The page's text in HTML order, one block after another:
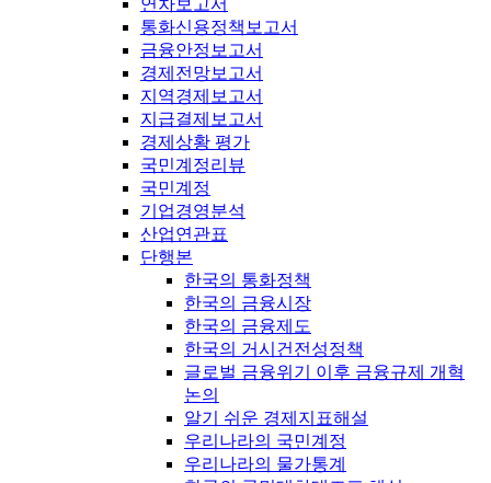
연차보고서
통화신용정책보고서
금융안정보고서
경제전망보고서
지역경제보고서
지급결제보고서
경제상황 평가
국민계정리뷰
국민계정
기업경영분석
산업연관표
단행본
한국의 통화정책
한국의 금융시장
한국의 금융제도
한국의 거시건전성정책
글로벌 금융위기 이후 금융규제 개혁
논의
알기 쉬운 경제지표해설
우리나라의 국민계정
우리나라의 물가통계